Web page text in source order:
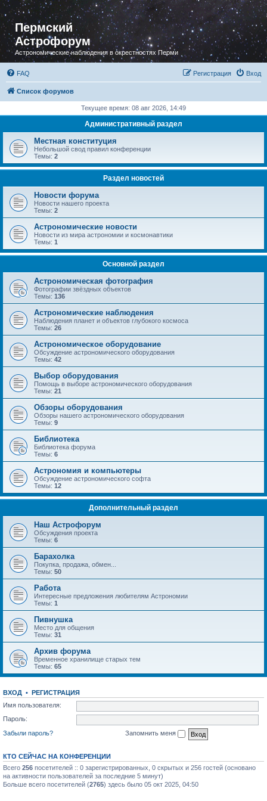
Пермский
Астрофорум
Астрономические наблюдения в окрестностях Перми
FAQ Вход
Регистрация
Список форумов
Текущее время: 08 авг 2026, 14:49
Административный раздел
Местная конституция
Небольшой свод правил конференции
Темы: 2
Раздел новостей
Новости форума
Новости нашего проекта
Темы: 2
Астрономические новости
Новости из мира астрономии и космонавтики
Темы: 1
Основной раздел
Астрономическая фотография
Фотографии звёздных объектов
Темы: 136
Астрономические наблюдения
Наблюдения планет и объектов глубокого космоса
Темы: 26
Астрономическое оборудование
Обсуждение астрономического оборудования
Темы: 42
Выбор оборудования
Помощь в выборе астрономического оборудования
Темы: 21
Обзоры оборудования
Обзоры нашего астрономического оборудования
Темы: 9
Библиотека
Библиотека форума
Темы: 6
Астрономия и компьютеры
Обсуждение астрономического софта
Темы: 12
Дополнительный раздел
Наш Астрофорум
Обсуждения проекта
Темы: 6
Барахолка
Покупка, продажа, обмен...
Темы: 50
Работа
Интересные предложения любителям Астрономии
Темы: 1
Пивнушка
Место для общения
Темы: 31
Архив форума
Временное хранилище старых тем
Темы: 65
ВХОД • РЕГИСТРАЦИЯ
Имя пользователя:
Пароль:
Забыли пароль?
Запомнить меня
КТО СЕЙЧАС НА КОНФЕРЕНЦИИ
Всего 256 посетителей :: 0 зарегистрированных, 0 скрытых и 256 гостей (основано
на активности пользователей за последние 5 минут)
Больше всего посетителей (2765) здесь было 05 окт 2025, 04:50